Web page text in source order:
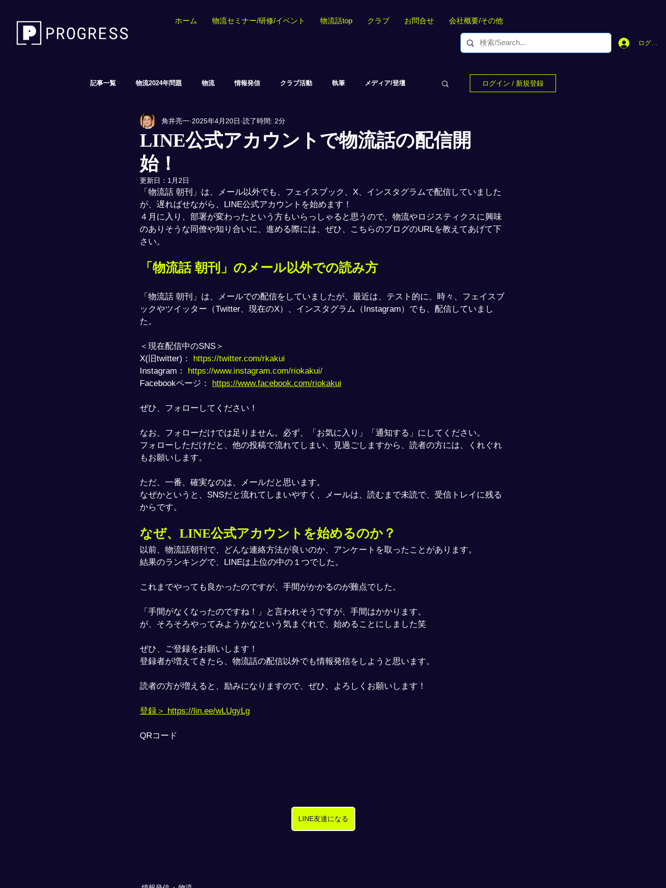
ホーム 物流セミナー/研修/イベント 物流話top クラブ お問合せ 会社概要/その他
ログイン
記事一覧 物流2024年問題 物流 情報発信 クラブ活動 執筆 メディア/登壇
EC/AI/小売
ログイン / 新規登録
LINE公式アカウントで物流話の配信開
始！
角井亮一 2025年4月20日 読了時間: 2分
更新日： 1月2日
「物流話 朝刊」は、メール以外でも、フェイスブック、X、インスタグラムで配信していました
が、遅ればせながら、LINE公式アカウントを始めます！
４月に入り、部署が変わったという方もいらっしゃると思うので、物流やロジスティクスに興味
のありそうな同僚や知り合いに、進める際には、ぜひ、こちらのブログのURLを教えてあげて下
さい。
「物流話 朝刊」のメール以外での読み方
「物流話 朝刊」は、メールでの配信をしていましたが、最近は、テスト的に、時々、フェイスブ
ックやツイッター（Twitter、現在のX）、インスタグラム（Instagram）でも、配信していまし
た。
＜現在配信中のSNS＞
X(旧twitter)： https://twitter.com/rkakui
Instagram： https://www.instagram.com/riokakui/
Facebookページ： https://www.facebook.com/riokakui
ぜひ、フォローしてください！
なお、フォローだけでは足りません。必ず、「お気に入り」「通知する」にしてください。
フォローしただけだと、他の投稿で流れてしまい、見過ごしますから、読者の方には、くれぐれ
もお願いします。
ただ、一番、確実なのは、メールだと思います。
なぜかというと、SNSだと流れてしまいやすく、メールは、読むまで未読で、受信トレイに残る
からです。
なぜ、LINE公式アカウントを始めるのか？
以前、物流話朝刊で、どんな連絡方法が良いのか、アンケートを取ったことがあります。
結果のランキングで、LINEは上位の中の１つでした。
これまでやっても良かったのですが、手間がかかるのが難点でした。
「手間がなくなったのですね！」と言われそうですが、手間はかかります。
が、そろそろやってみようかなという気まぐれで、始めることにしました笑
ぜひ、ご登録をお願いします！
登録者が増えてきたら、物流話の配信以外でも情報発信をしようと思います。
読者の方が増えると、励みになりますので、ぜひ、よろしくお願いします！
登録＞ https://lin.ee/wLUgyLg
QRコード
LINE友達になる